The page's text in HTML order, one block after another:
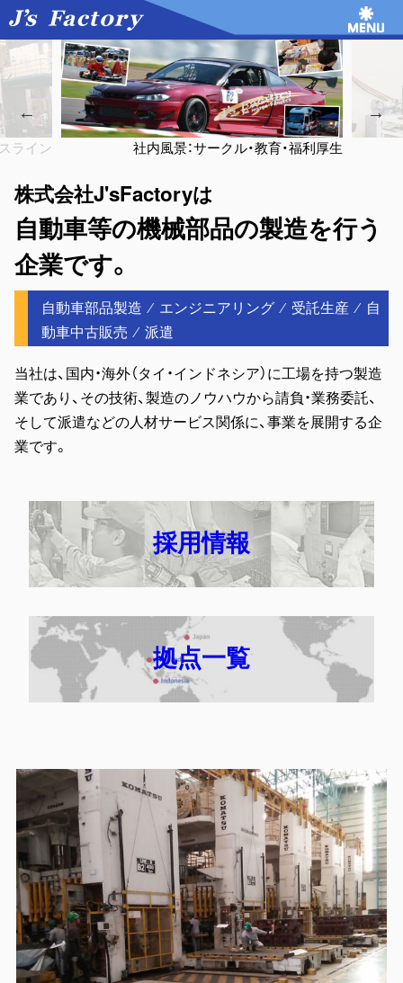
利厚生 当社栃木工場 試作工場
株式会社J'sFactoryは
自動車等の機械部品の製造を行う
企業です。
自動車部品製造 ⁄ エンジニアリング ⁄ 受託生産 ⁄ 自
動車中古販売 ⁄ 派遣
当社は、国内・海外（タイ・インドネシア）に工場を持つ製造
業であり、その技術、製造のノウハウから請負・業務委託、
そして派遣などの人材サービス関係に、事業を展開する企
業です。
採用情報
拠点一覧